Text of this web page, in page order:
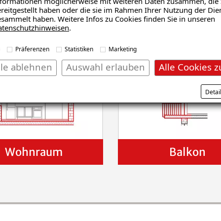
haben oder die sie im Rahmen Ihrer Nutzung der
haben. Weitere Infos zu Cookies finden Sie in unseren
.
Präferenzen Statistiken Marketing
Alle Cookies
Auswahl erlauben
ablehnen
Wohnraum Balkon